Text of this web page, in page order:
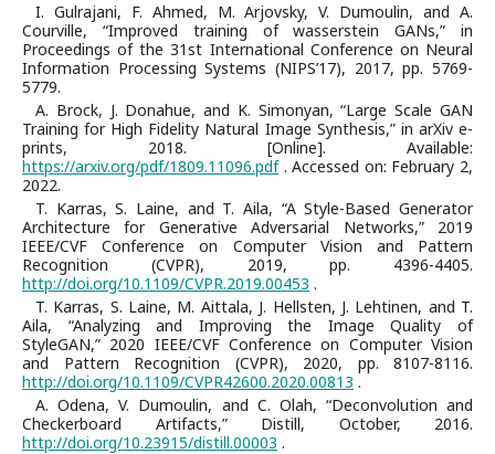
I. Gulrajani, F. Ahmed, M. Arjovsky, V. Dumoulin, and A.
Courville, “Improved training of wasserstein GANs,” in
Proceedings of the 31st International Conference on Neural
Information Processing Systems (NIPS’17), 2017, pp. 5769-
5779.
A. Brock, J. Donahue, and K. Simonyan, “Large Scale GAN
Training for High Fidelity Natural Image Synthesis,” in arXiv e-
prints, 2018. [Online]. Available:
https://arxiv.org/pdf/1809.11096.pdf. Accessed on: February 2,
2022.
T. Karras, S. Laine, and T. Aila, “A Style-Based Generator
Architecture for Generative Adversarial Networks,” 2019
IEEE/CVF Conference on Computer Vision and Pattern
Recognition (CVPR), 2019, pp. 4396-4405.
http://doi.org/10.1109/CVPR.2019.00453 .
T. Karras, S. Laine, M. Aittala, J. Hellsten, J. Lehtinen, and T.
Aila, “Analyzing and Improving the Image Quality of
StyleGAN,” 2020 IEEE/CVF Conference on Computer Vision
and Pattern Recognition (CVPR), 2020, pp. 8107-8116.
http://doi.org/10.1109/CVPR42600.2020.00813 .
A. Odena, V. Dumoulin, and C. Olah, “Deconvolution and
Checkerboard Artifacts,” Distill, October, 2016.
http://doi.org/10.23915/distill.00003 .